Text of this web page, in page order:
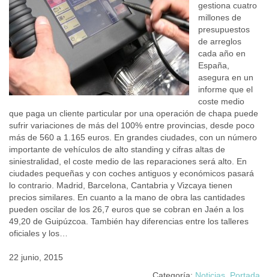
gestiona cuatro
millones de
presupuestos
de arreglos
cada año en
España,
asegura en un
informe que el
coste medio
que paga un cliente particular por una operación de chapa puede
sufrir variaciones de más del 100% entre provincias, desde poco
más de 560 a 1.165 euros. En grandes ciudades, con un número
importante de vehículos de alto standing y cifras altas de
siniestralidad, el coste medio de las reparaciones será alto. En
ciudades pequeñas y con coches antiguos y económicos pasará
lo contrario. Madrid, Barcelona, Cantabria y Vizcaya tienen
precios similares. En cuanto a la mano de obra las cantidades
pueden oscilar de los 26,7 euros que se cobran en Jaén a los
49,20 de Guipúzcoa. También hay diferencias entre los talleres
oficiales y los…
22 junio, 2015